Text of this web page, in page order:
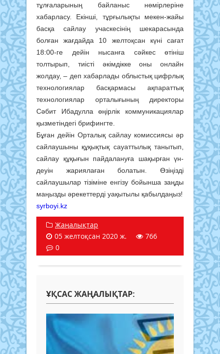
тұлғаларының байланыс нө­мірлеріне
хабарласу. Екінші, тұр­ғылықты мекен-жайы
басқа сайлау учас­кесінің шекарасында
болған жағ­дайда 10 желтоқсан күні сағат
18:00-ге дейін нысанға сәйкес өтініш
толтырып, тиісті әкімдікке оны онлайн
жолдау, – деп хабарлады облыстық цифр­­лық
технологиялар басқармасы ақ­параттық
технологиялар орта­лы­ғының директоры
Сәбит Ибадулла өңірлік ком­му­никациялар
қыз­метіндегі брифингте.
Бұған дейін Орталық сайлау комиссиясы әр
сайлаушыны құқықтық сауаттылық танытып,
сайлау құ­қығын пайдалануға шақырған үн­
деуін жариялаған болатын. Өзіңізді
сайлаушылар тізіміне енгізу бойынша заңды
маңызды әрекеттерді уақытылы қабылдаңыз!
syrboyi.kz
Жаңалықтар
05 желтоқсан 2020 ж.
766
0
ҰҚСАС ЖАҢАЛЫҚТАР: